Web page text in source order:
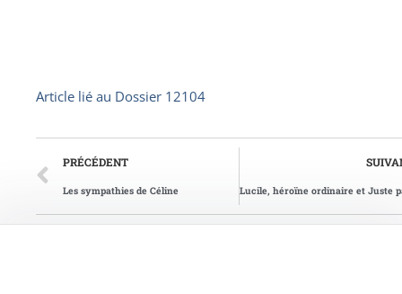
Article lié au Dossier 12104
PRÉCÉDENT
Les sympathies de Céline